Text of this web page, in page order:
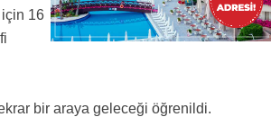
için 16
bir araya geleceği öğrenildi.